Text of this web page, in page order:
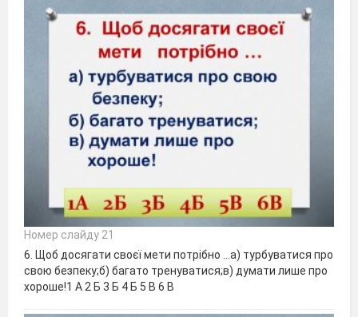
Номер слайду 21
6. Щоб досягати своєї мети потрібно …а) турбуватися про
свою безпеку;б) багато тренуватися;в) думати лише про
хороше!1 А 2 Б 3 Б 4 Б 5 В 6 В